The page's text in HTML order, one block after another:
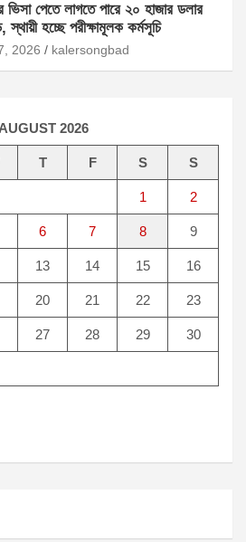
ভিসা পেতে লাগতে পারে ২০ হাজার ডলার
স্থায়ী হচ্ছে পরীক্ষামূলক কর্মসূচি
2026 kalersongbad
AUGUST 2026
T F S S
1 2
6 7 8 9
13 14 15 16
20 21 22 23
27 28 29 30